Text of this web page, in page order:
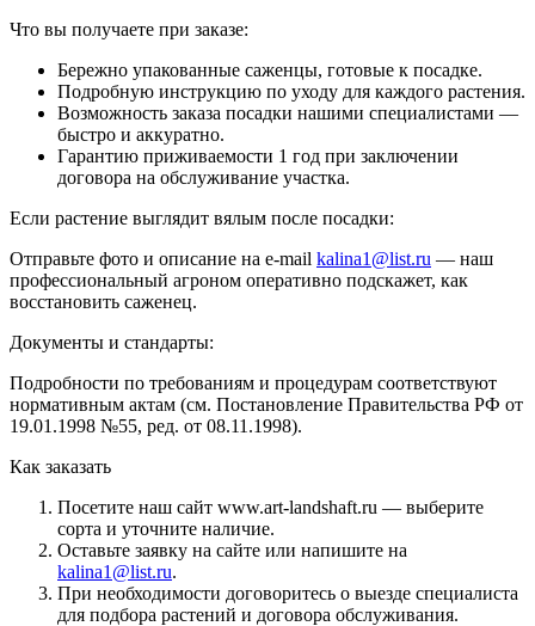
Что вы получаете при заказе:
Бережно упакованные саженцы, готовые к посадке.
Подробную инструкцию по уходу для каждого растения.
Возможность заказа посадки нашими специалистами —
быстро и аккуратно.
Гарантию приживаемости 1 год при заключении
договора на обслуживание участка.
Если растение выглядит вялым после посадки:
Отправьте фото и описание на e-mail kalina1@list.ru — наш
профессиональный агроном оперативно подскажет, как
восстановить саженец.
Документы и стандарты:
Подробности по требованиям и процедурам соответствуют
нормативным актам (см. Постановление Правительства РФ от
19.01.1998 №55, ред. от 08.11.1998).
Как заказать
Посетите наш сайт www.art-landshaft.ru — выберите
сорта и уточните наличие.
Оставьте заявку на сайте или напишите на
kalina1@list.ru.
При необходимости договоритесь о выезде специалиста
для подбора растений и договора обслуживания.